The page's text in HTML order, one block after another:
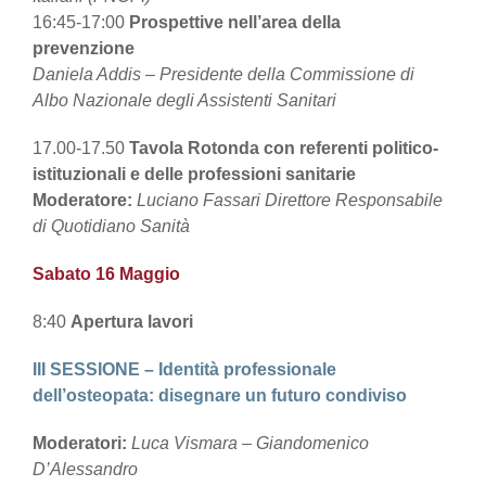
16:45-17:00 Prospettive nell’area della
prevenzione
Daniela Addis – Presidente della Commissione di
Albo Nazionale degli Assistenti Sanitari
17.00-17.50 Tavola Rotonda con referenti politico-
istituzionali e delle professioni sanitarie
Moderatore: Luciano Fassari Direttore Responsabile
di Quotidiano Sanità
Sabato 16 Maggio
8:40 Apertura lavori
III SESSIONE – Identità professionale
dell’osteopata: disegnare un futuro condiviso
Moderatori: Luca Vismara – Giandomenico
D’Alessandro